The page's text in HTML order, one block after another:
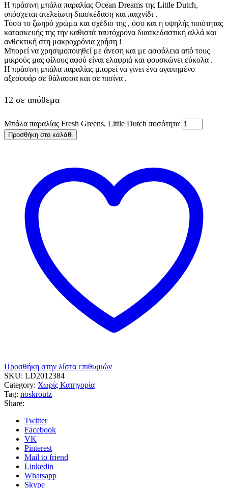
Η πράσινη μπάλα παραλίας Ocean Dreams της Little Dutch,
υπόσχεται ατελείωτη διασκέδαση και παιχνίδι .
Τόσο το ζωηρό χρώμα και σχέδιο της , όσο και η υψηλής ποιότητας
κατασκευής της την καθιστά ταυτόχρονα διασκεδαστική αλλά και
ανθεκτική στη μακροχρόνια χρήση !
Μπορεί να χρησιμοποιηθεί με άνεση και με ασφάλεια από τους
μικρούς μας φίλους αφού είναι ελαφριά και φουσκώνει εύκολα .
Η πράσινη μπάλα παραλίας μπορεί να γίνει ένα αγαπημένο
αξεσουάρ σε θάλασσα και σε πισίνα .
12 σε απόθεμα
Μπάλα παραλίας Fresh Greens, Little Dutch ποσότητα
Προσθήκη στο καλάθι
Προσθήκη στην λίστα επιθυμιών
SKU: LD2012384
Category: Χωρίς Κατηγορία
Tag: noskroutz
Share:
Twitter
Facebook
VK
Pinterest
Mail to friend
Linkedin
Whatsapp
Skype